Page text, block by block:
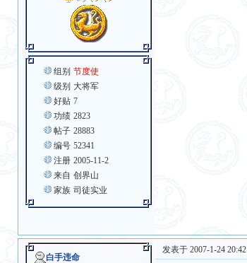
组别 节度使
级别 大将军
好贴 7
功绩 2823
帖子 28883
编号 52341
注册 2005-11-2
来自 创界山
家族 司徒实业
白手违命
发表于 2007-1-24 20:42